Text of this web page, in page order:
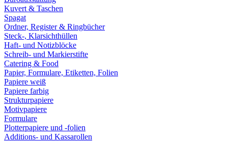
Kuvert & Taschen
Spagat
Ordner, Register & Ringbücher
Steck-, Klarsichthüllen
Haft- und Notizblöcke
Schreib- und Markierstifte
Catering & Food
Papier, Formulare, Etiketten, Folien
Papiere weiß
Papiere farbig
Strukturpapiere
Motivpapiere
Formulare
Plotterpapiere und -folien
Additions- und Kassarollen